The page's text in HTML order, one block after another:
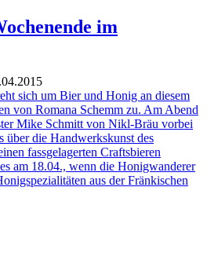
im
sich um Bier und Honig an diesem
von Romana Schemm zu. Am Abend
Mike Schmitt von Nikl-Bräu vorbei
über die Handwerkskunst des
fassgelagerten Craftsbieren
am 18.04., wenn die Honigwanderer
aus der Fränkischen